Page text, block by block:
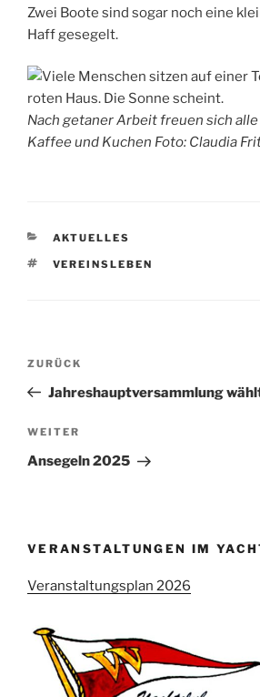
Zwei Boote sind sogar noch eine
Haff gesegelt.
Nach getaner Arbeit freuen sich
Kaffee und Kuchen Foto: Claudia
KATEGORIEN
AKTUELLES
SCHLAGWÖRTER
VEREINSLEBEN
Beitragsnavigation
Vorheriger
Beitrag
ZURÜCK
Jahreshauptversammlung
Nächster
Beitrag
WEITER
Ansegeln 2025
VERANSTALTUNGEN IM
Veranstaltungsplan 2026